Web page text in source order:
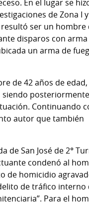
En el lugar se
de Zona I y
ser un hombre
disparos con
un arma de
de 42 años de edad,
siendo posteriormente
Continuando
autor que también
de San José de 2°
condenó al
de homicidio
de tráfico interno
Para el